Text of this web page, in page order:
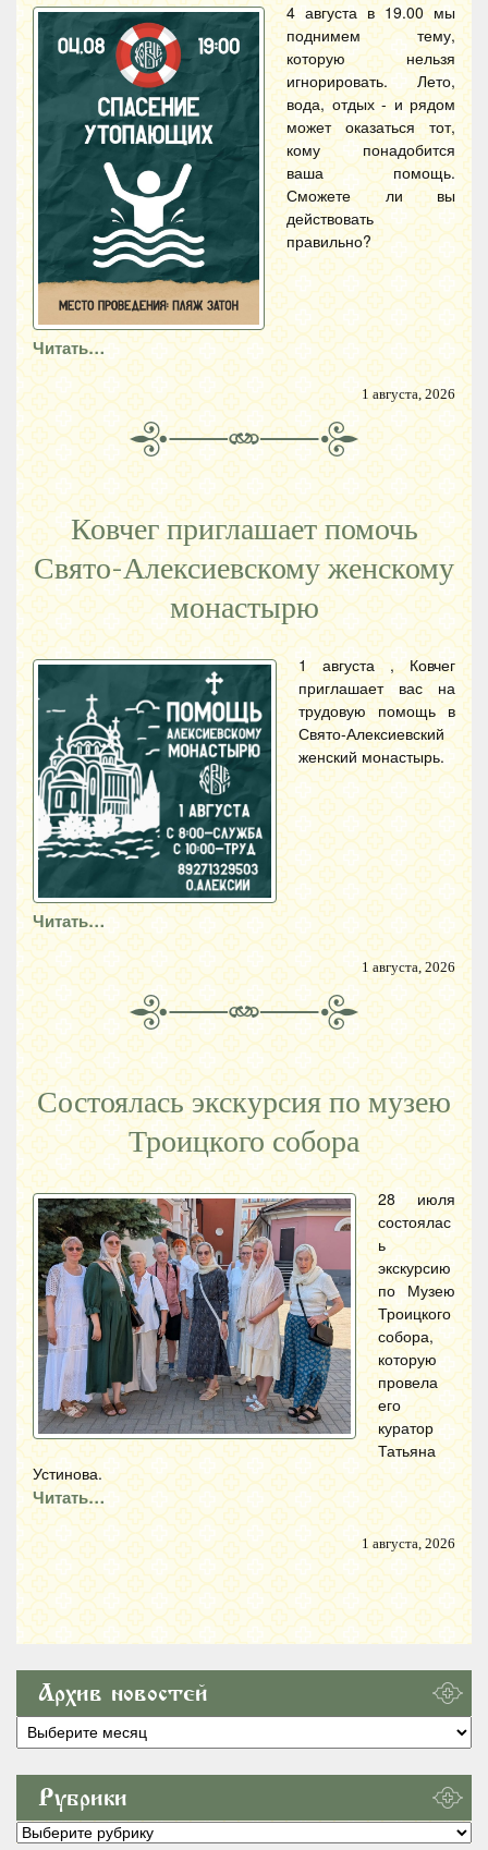
4 августа в 19.00 мы
поднимем тему,
которую нельзя
игнорировать. Лето,
вода, отдых - и рядом
может оказаться тот,
кому понадобится
ваша помощь.
Сможете ли вы
действовать
правильно?
Читать…
1 августа, 2026
Ковчег приглашает помочь
Свято-Алексиевскому женскому
монастырю
1 августа , Ковчег
приглашает вас на
трудовую помощь в
Свято-Алексиевский
женский монастырь.
Читать…
1 августа, 2026
Состоялась экскурсия по музею
Троицкого собора
28 июля
состоялас
ь
экскурсию
по Музею
Троицкого
собора,
которую
провела
его
куратор
Татьяна
Устинова.
Читать…
1 августа, 2026
Архив новостей
Архив
новостей
Рубрики
Рубрики